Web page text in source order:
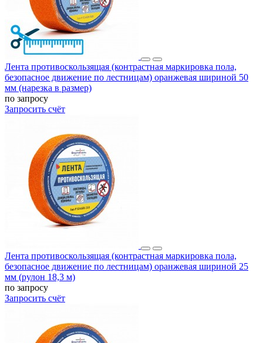
Лента противоскользящая (контрастная маркировка пола,
безопасное движение по лестницам) оранжевая шириной 50
мм (нарезка в размер)
по запросу
Запросить счёт
Лента противоскользящая (контрастная маркировка пола,
безопасное движение по лестницам) оранжевая шириной 25
мм (рулон 18,3 м)
по запросу
Запросить счёт